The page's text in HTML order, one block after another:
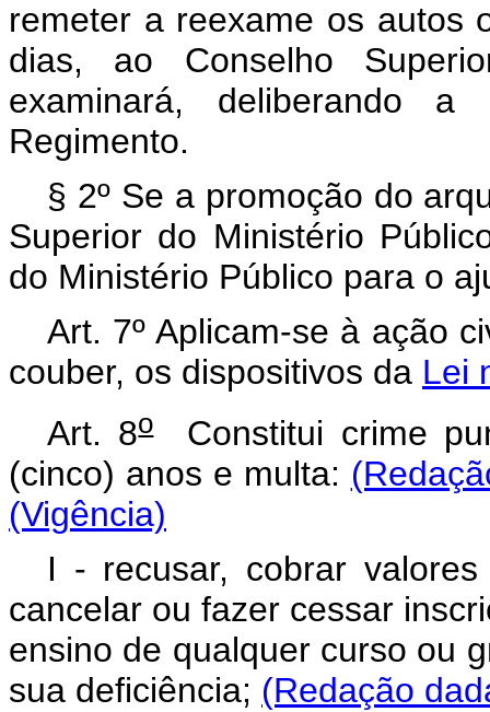
remeter a reexame os autos
dias, ao Conselho
examinará, deliberando a
Regimento.
§ 2º Se a promoção do
Superior do Ministério
do Ministério Público para o
Art. 7º Aplicam-se à ação
couber, os dispositivos da Lei
Art. 8oConstitui crime
(cinco) anos e multa:
(Vigência)
I - recusar, cobrar valores
cancelar ou fazer cessar
ensino de qualquer curso ou
sua deficiência; (Redação